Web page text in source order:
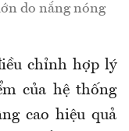
do nắng nóng
chỉnh hợp lý
của hệ thống
cao hiệu quả